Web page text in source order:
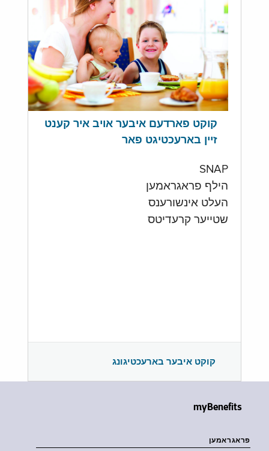
קוקט פארדעם איבער אויב איר קענט
זיין בארעכטיגט פאר
SNAP
הילף פראגראמען
העלט אינשורענס
שטייער קרעדיטס
קוקט איבער בארעכטיגונג
myBenefits
פראגראמען